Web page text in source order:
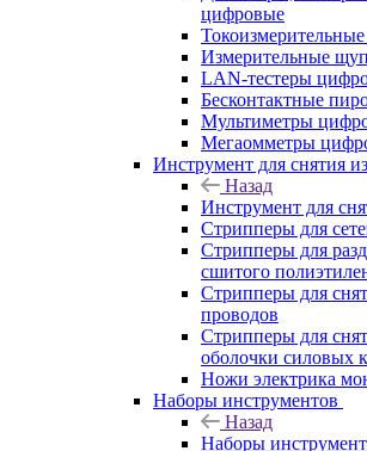
цифровые
Измерительные
LAN-тестеры
Бесконтактные
Мультиметры
Мегаомметры
Инструмент для снятия
Назад
Инструмент для
Стрипперы для
Стрипперы для
сшитого
Cтрипперы для
проводов
Стрипперы для
оболочки силовых
Ножи электрика
Наборы инструментов
Назад
Наборы